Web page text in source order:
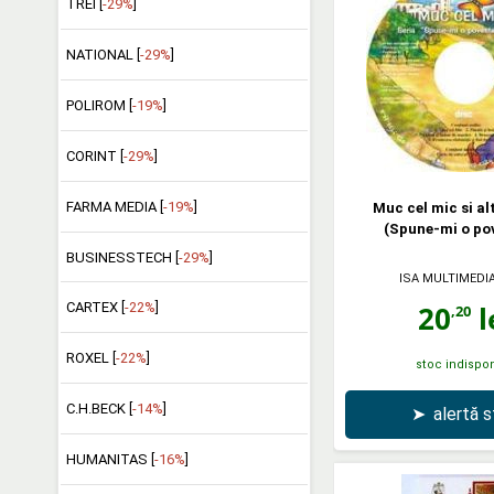
TREI [ -29%
NATIONAL [ -29%
POLIROM [ -19%
CORINT [ -29%
FARMA MEDIA [-19%]
BUSINESSTECH [-29%]
CARTEX [ -22%
ROXEL [ -22%
C.H.BECK [ -14%
HUMANITAS [ -16%
Muc cel mic si
(Spune-mi o
ISA
20,20
stoc
➤ alertă